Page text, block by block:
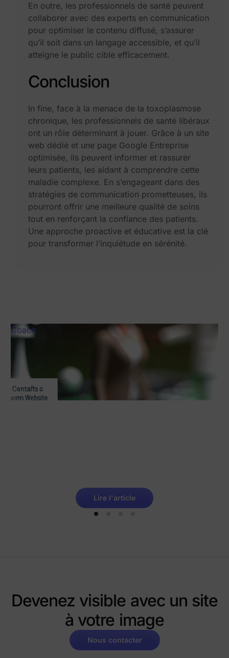
En outre, les professionnels de santé peuvent
collaborer avec des experts en communication
pour optimiser le contenu diffusé, s’assurer
qu’il soit dans un langage accessible, et qu’il
atteigne le public cible efficacement.
Conclusion
In fine, face à la menace de la toxoplasmose
chronique, les professionnels de santé libéraux
ont un rôle déterminant à jouer. Grâce à un site
web dédié et une page Google Entreprise
optimisée, ils peuvent informer et rassurer
leurs patients, les aidant à comprendre cette
maladie complexe. En s’engageant dans des
stratégies de communication prometteuses, ils
pourront offrir une meilleure qualité de soins
tout en renforçant la confiance des patients.
Une approche proactive et éducative est la clé
pour transformer l’inquiétude en sérénité.
Coach
Lire l'article
Devenez visible avec un site
à votre image
Nous contacter